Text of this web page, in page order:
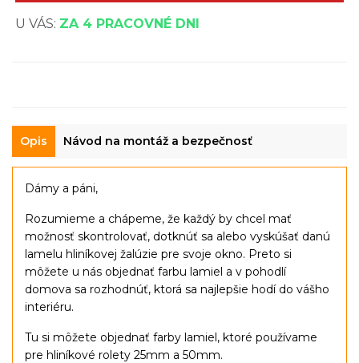
U VÁS: ZA 4 PRACOVNÉ DNI
Opis Návod na montáž a bezpečnosť
Dámy a páni,
Rozumieme a chápeme, že každý by chcel mať
možnosť skontrolovať, dotknúť sa alebo vyskúšať danú
lamelu hliníkovej žalúzie pre svoje okno. Preto si
môžete u nás objednať farbu lamiel a v pohodlí
domova sa rozhodnúť, ktorá sa najlepšie hodí do vášho
interiéru.
Tu si môžete objednať farby lamiel, ktoré používame
pre hliníkové rolety 25mm a 50mm.